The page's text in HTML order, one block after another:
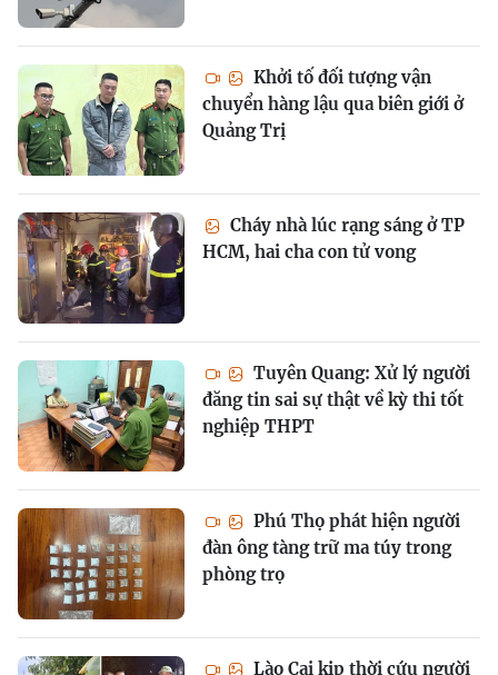
Khởi tố đối tượng vận
chuyển hàng lậu qua biên giới ở
Quảng Trị
Cháy nhà lúc rạng sáng ở TP
HCM, hai cha con tử vong
Tuyên Quang: Xử lý người
đăng tin sai sự thật về kỳ thi tốt
nghiệp THPT
Phú Thọ phát hiện người
đàn ông tàng trữ ma túy trong
phòng trọ
Lào Cai kịp thời cứu người